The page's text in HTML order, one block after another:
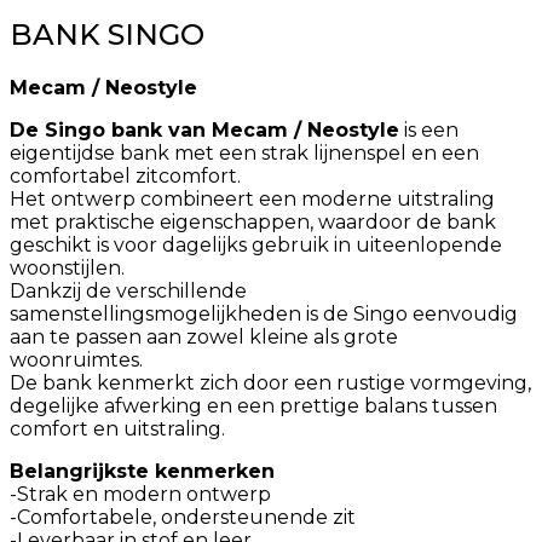
BANK SINGO
Mecam / Neostyle
De Singo bank van Mecam / Neostyle is een
eigentijdse bank met een strak lijnenspel en een
comfortabel zitcomfort.
Het ontwerp combineert een moderne uitstraling
met praktische eigenschappen, waardoor de bank
geschikt is voor dagelijks gebruik in uiteenlopende
woonstijlen.
Dankzij de verschillende
samenstellingsmogelijkheden is de Singo eenvoudig
aan te passen aan zowel kleine als grote
woonruimtes.
De bank kenmerkt zich door een rustige vormgeving,
degelijke afwerking en een prettige balans tussen
comfort en uitstraling.
Belangrijkste kenmerken
-Strak en modern ontwerp
-Comfortabele, ondersteunende zit